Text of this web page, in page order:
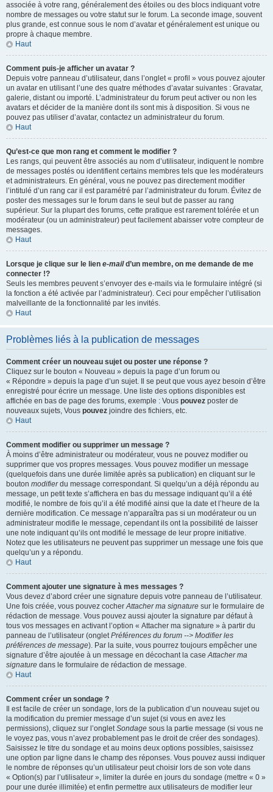
associée à votre rang, généralement des étoiles ou des blocs indiquant votre
nombre de messages ou votre statut sur le forum. La seconde image, souvent
plus grande, est connue sous le nom d’avatar et généralement est unique ou
propre à chaque membre.
Haut
Comment puis-je afficher un avatar ?
Depuis votre panneau d’utilisateur, dans l’onglet « profil » vous pouvez ajouter
un avatar en utilisant l’une des quatre méthodes d’avatar suivantes : Gravatar,
galerie, distant ou importé. L’administrateur du forum peut activer ou non les
avatars et décider de la manière dont ils sont mis à disposition. Si vous ne
pouvez pas utiliser d’avatar, contactez un administrateur du forum.
Haut
Qu’est-ce que mon rang et comment le modifier ?
Les rangs, qui peuvent être associés au nom d’utilisateur, indiquent le nombre
de messages postés ou identifient certains membres tels que les modérateurs
et administrateurs. En général, vous ne pouvez pas directement modifier
l’intitulé d’un rang car il est paramétré par l’administrateur du forum. Évitez de
poster des messages sur le forum dans le seul but de passer au rang
supérieur. Sur la plupart des forums, cette pratique est rarement tolérée et un
modérateur (ou un administrateur) peut facilement abaisser votre compteur de
messages.
Haut
Lorsque je clique sur le lien e-maild’un membre, on me demande de me
connecter !?
Seuls les membres peuvent s’envoyer des e-mails via le formulaire intégré (si
la fonction a été activée par l’administrateur). Ceci pour empêcher l’utilisation
malveillante de la fonctionnalité par les invités.
Haut
Problèmes liés à la publication de messages
Comment créer un nouveau sujet ou poster une réponse ?
Cliquez sur le bouton « Nouveau » depuis la page d’un forum ou
« Répondre » depuis la page d’un sujet. Il se peut que vous ayez besoin d’être
enregistré pour écrire un message. Une liste des options disponibles est
affichée en bas de page des forums, exemple : Vous pouvez poster de
nouveaux sujets, Vous pouvez joindre des fichiers, etc.
Haut
Comment modifier ou supprimer un message ?
À moins d’être administrateur ou modérateur, vous ne pouvez modifier ou
supprimer que vos propres messages. Vous pouvez modifier un message
(quelquefois dans une durée limitée après sa publication) en cliquant sur le
bouton modifierdu message correspondant. Si quelqu’un a déjà répondu au
message, un petit texte s’affichera en bas du message indiquant qu’il a été
modifié, le nombre de fois qu’il a été modifié ainsi que la date et l’heure de la
dernière modification. Ce message n’apparaîtra pas si un modérateur ou un
administrateur modifie le message, cependant ils ont la possibilité de laisser
une note indiquant qu’ils ont modifié le message de leur propre initiative.
Notez que les utilisateurs ne peuvent pas supprimer un message une fois que
quelqu’un y a répondu.
Haut
Comment ajouter une signature à mes messages ?
Vous devez d’abord créer une signature depuis votre panneau de l’utilisateur.
Une fois créée, vous pouvez cocherAttacher ma signature sur le formulaire de
rédaction de message. Vous pouvez aussi ajouter la signature par défaut à
tous vos messages en activant l’option « Attacher ma signature » à partir du
panneau de l’utilisateur (ongletPréférences du forum --> Modifier les
préférences de message). Par la suite, vous pourrez toujours empêcher une
signature d’être ajoutée à un message en décochant la caseAttacher ma
signature dans le formulaire de rédaction de message.
Haut
Comment créer un sondage ?
Il est facile de créer un sondage, lors de la publication d’un nouveau sujet ou
la modification du premier message d’un sujet (si vous en avez les
permissions), cliquez sur l’ongletSondage sous la partie message (si vous ne
le voyez pas, vous n’avez probablement pas le droit de créer des sondages).
Saisissez le titre du sondage et au moins deux options possibles, saisissez
une option par ligne dans le champ des réponses. Vous pouvez aussi indiquer
le nombre de réponses qu’un utilisateur peut choisir lors de son vote dans
« Option(s) par l’utilisateur », limiter la durée en jours du sondage (mettre « 0 »
pour une durée illimitée) et enfin permettre aux utilisateurs de modifier leur